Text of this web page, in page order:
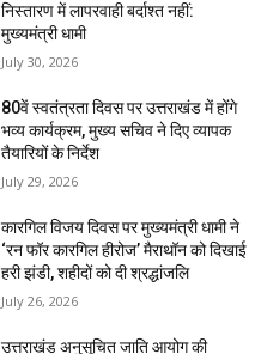
निस्तारण में लापरवाही बर्दाश्त नहीं:
मुख्यमंत्री धामी
July 30, 2026
80वें स्वतंत्रता दिवस पर उत्तराखंड में होंगे
भव्य कार्यक्रम, मुख्य सचिव ने दिए व्यापक
तैयारियों के निर्देश
July 29, 2026
कारगिल विजय दिवस पर मुख्यमंत्री धामी ने
‘रन फॉर कारगिल हीरोज’ मैराथॉन को दिखाई
हरी झंडी, शहीदों को दी श्रद्धांजलि
July 26, 2026
उत्तराखंड अनुसूचित जाति आयोग की